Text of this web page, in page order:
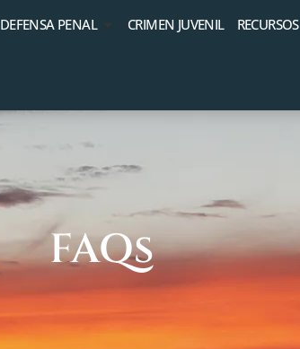
DEFENSA PENAL CRIMEN JUVENIL RECURSOS
FAQs